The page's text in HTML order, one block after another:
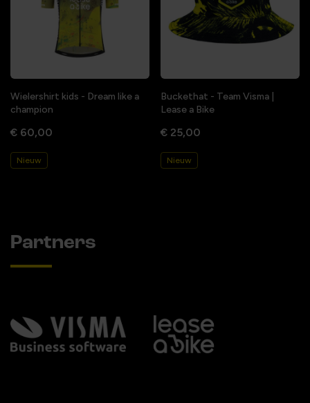
Wielershirt kids - Dream like a
champion
€ 60,00
Nieuw
Buckethat - Team Visma |
Lease a Bike
€ 25,00
Nieuw
Partners